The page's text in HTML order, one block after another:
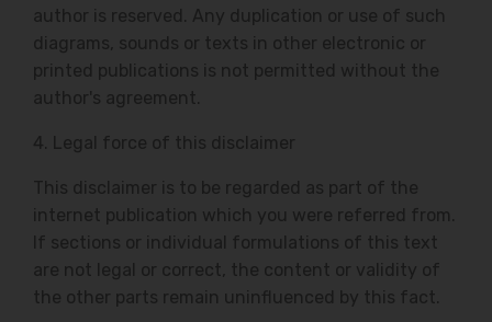
author is reserved. Any duplication or use of such
diagrams, sounds or texts in other electronic or
printed publications is not permitted without the
author's agreement.
4. Legal force of this disclaimer
This disclaimer is to be regarded as part of the
internet publication which you were referred from.
If sections or individual formulations of this text
are not legal or correct, the content or validity of
the other parts remain uninfluenced by this fact.